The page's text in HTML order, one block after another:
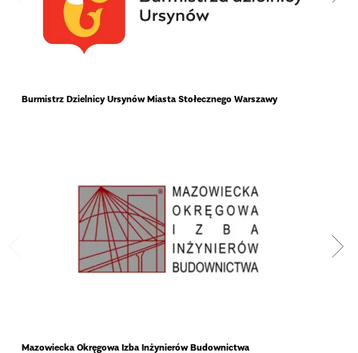
Burmistrz Dzielnicy Ursynów Miasta Stołecznego Warszawy
Mazowiecka Okręgowa Izba Inżynierów Budownictwa